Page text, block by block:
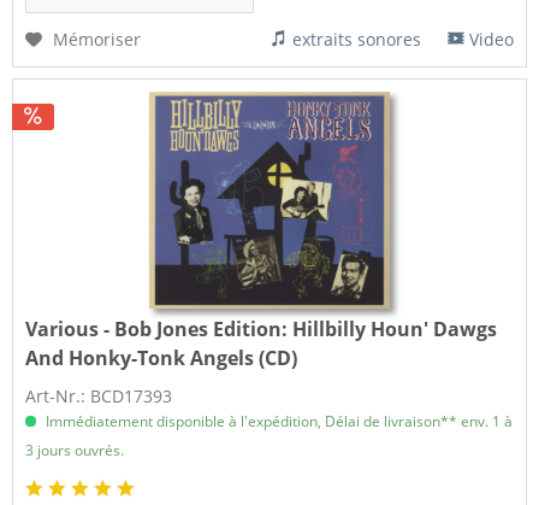
Mémoriser extraits sonores Video
Various - Bob Jones Edition: Hillbilly Houn' Dawgs
And Honky-Tonk Angels (CD)
Art-Nr.: BCD17393
Immédiatement disponible à l'expédition, Délai de livraison** env. 1 à
3 jours ouvrés.